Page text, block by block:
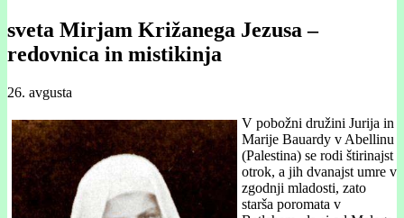
sveta Mirjam Križanega Jezusa –
redovnica in mistikinja
26. avgusta
V pobožni družini Jurija in
Marije Bauardy v Abellinu
(Palestina) se rodi štirinajst
otrok, a jih dvanajst umre v
zgodnji mladosti, zato
starša poromata v